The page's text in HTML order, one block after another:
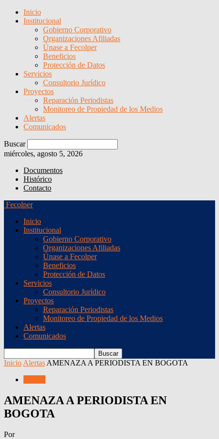
Inicio
Institucional
Gobierno Corporativo
Organizaciones Afiliadas
Únase a Fecolper
Beneficios
Protección de Datos
Servicios
Consultorio Jurídico
Proyectos
Reparación Periodistas
Monitoreo de Propiedad de los Medios
Alertas
Comunicados
Buscar
miércoles, agosto 5, 2026
Documentos
Histórico
Contacto
Fecolper
Inicio
Institucional
Gobierno Corporativo
Organizaciones Afiliadas
Únase a Fecolper
Beneficios
Protección de Datos
Servicios
Consultorio Jurídico
Proyectos
Reparación Periodistas
Monitoreo de Propiedad de los Medios
Alertas
Comunicados
Inicio Alertas AMENAZA A PERIODISTA EN BOGOTA
AMENAZA A PERIODISTA EN
BOGOTA
Por